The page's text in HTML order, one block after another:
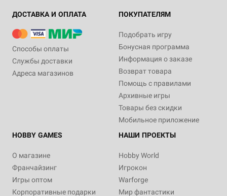
ДОСТАВКА И ОПЛАТА
Способы оплаты
Службы доставки
Адреса магазинов
ПОКУПАТЕЛЯМ
Подобрать игру
Бонусная программа
Информация о заказе
Возврат товара
Помощь с правилами
Архивные игры
Товары без скидки
Мобильное приложение
HOBBY GAMES
О магазине
Франчайзинг
Игры оптом
Корпоративные подарки
НАШИ ПРОЕКТЫ
Hobby World
Игрокон
Warforge
Мир фантастики